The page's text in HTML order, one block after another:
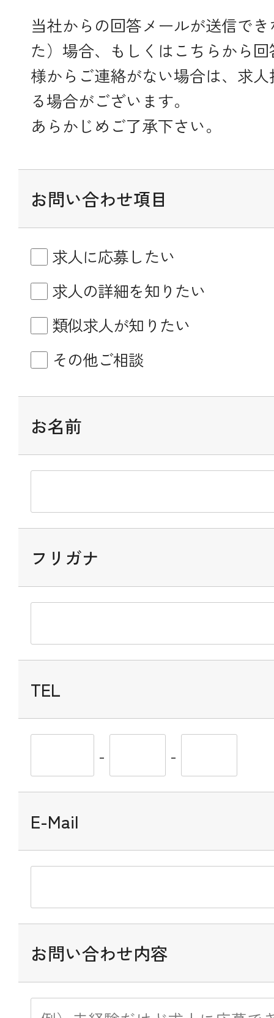
当社からの回答メールが送信で
た）場合、もしくはこちらから
様からご連絡がない場合は、求
る場合がございます。
あらかじめご了承下さい。
お問い合わせ項目
求人に応募したい
求人の詳細を知りたい
類似求人が知りたい
その他ご相談
お名前
フリガナ
TEL
- -
E-Mail
お問い合わせ内容